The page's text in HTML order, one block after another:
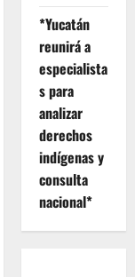
*Yucatán
reunirá a
especialista
s para
analizar
derechos
indígenas y
consulta
nacional*